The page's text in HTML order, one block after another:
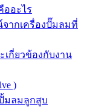
ออะไร
ากเครื่องปั๊มลมที่
เกี่ยวข้องกับงาน
)
มลมลูกสูบ